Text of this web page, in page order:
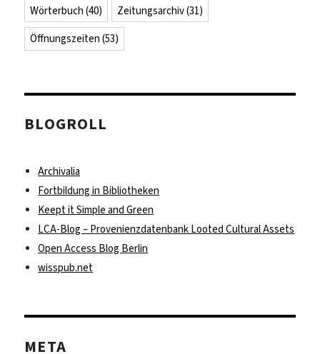
Wörterbuch (40) Zeitungsarchiv(31)
Öffnungszeiten (53)
BLOGROLL
Archivalia
Fortbildung in Bibliotheken
Keept it Simple and Green
LCA-Blog – Provenienzdatenbank Looted Cultural Assets
Open Access Blog Berlin
wisspub.net
META